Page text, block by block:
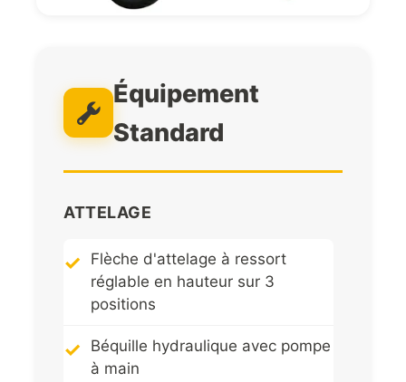
Équipement
Standard
ATTELAGE
Flèche d'attelage à ressort
réglable en hauteur sur 3
positions
Béquille hydraulique avec pompe
à main